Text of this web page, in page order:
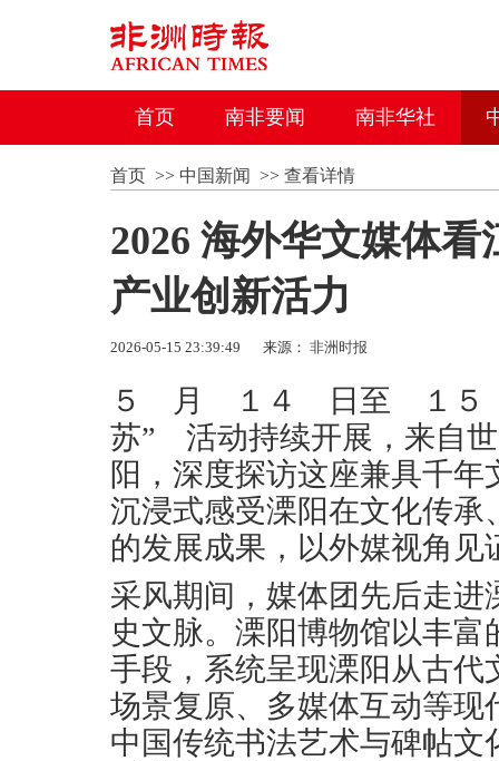
首页 南非要闻 南非华社
首页>> 中国新闻 >> 查看详情
2026 海外华文媒体
产业创新活力
2026-05-15 23:39:49 来源： 非洲时报
５ 月 １４ 日至 １５
苏” 活动持续开展，来自
阳，深度探访这座兼具千
沉浸式感受溧阳在文化传
的发展成果，以外媒视角
采风期间，媒体团先后走
史文脉。溧阳博物馆以丰
手段，系统呈现溧阳从古
场景复原、多媒体互动等
中国传统书法艺术与碑帖